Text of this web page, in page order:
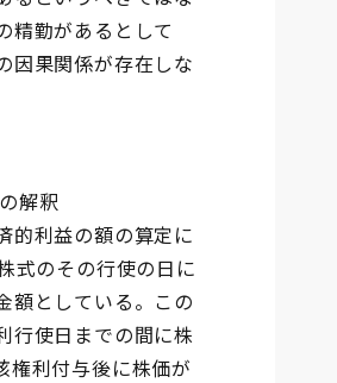
精勤があるとして
因果関係が存在しな
解釈
的利益の額の算定に
式のその行使の日に
額としている。この
行使日までの間に株
権利付与後に株価が